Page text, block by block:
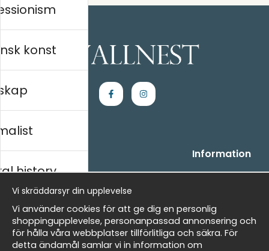
Handla
- Frågor? Vi hjälper dig gärna.
- När du handlar hos oss
- Returer och återbetalningar
- Leverans - enkelt, snabbt &amp; gratis
- Cookies på Wallnest
- Här hittar du dina sparade favoriter
Information
Vi är Wallnest
konst
history
Vi skräddarsyr din upplevelse
Vi använder cookies för att ge dig en personlig
shoppingupplevelse, personanpassad annonsering och
för hålla våra webbplatser tillförlitliga och säkra. För
detta ändamål samlar vi in information om